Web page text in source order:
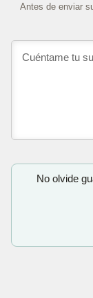
Antes de enviar
No olvide